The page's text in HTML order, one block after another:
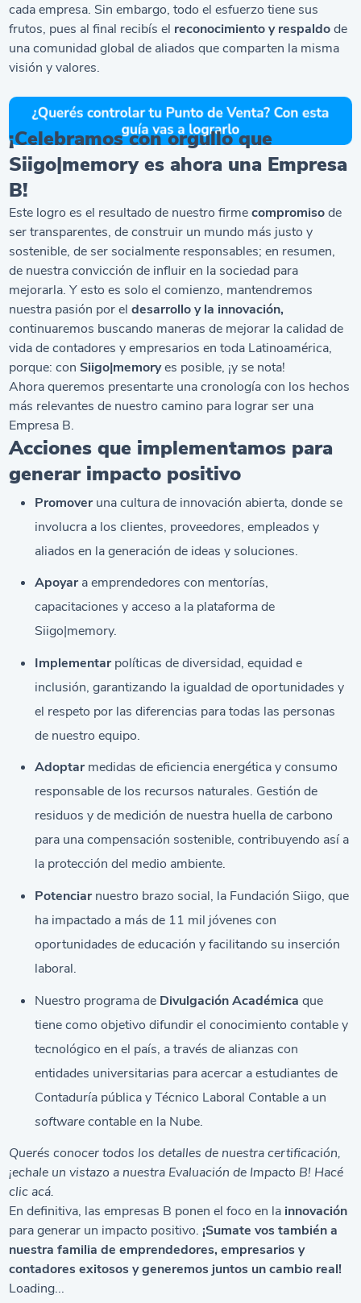
cada empresa. Sin embargo, todo el esfuerzo tiene sus
frutos, pues al final recibís el reconocimiento y respaldode
una comunidad global de aliados que comparten la misma
visión y valores.
¡Celebramos con orgullo que
Siigo|memory es ahora una Empresa
B!
Este logro es el resultado de nuestro firmecompromisode
ser transparentes, de construir un mundo más justo y
sostenible, de ser socialmente responsables; en resumen,
de nuestra convicción de influir en la sociedad para
mejorarla. Y esto es solo el comienzo, mantendremos
nuestra pasión por eldesarrollo y la innovación,
continuaremos buscando maneras de mejorar la calidad de
vida de contadores y empresarios en toda Latinoamérica,
porque: conSiigo|memoryes posible, ¡y se nota!
Ahora queremos presentarte una cronología con los hechos
más relevantes de nuestro camino para lograr ser una
Empresa B.
Acciones que implementamos para
generar impacto positivo
Promover una cultura de innovación abierta, donde se
involucra a los clientes, proveedores, empleados y
aliados en la generación de ideas y soluciones.
Apoyar a emprendedores con mentorías,
capacitaciones y acceso a la plataforma de
Siigo|memory.
Implementar políticas de diversidad, equidad e
inclusión, garantizando la igualdad de oportunidades y
el respeto por las diferencias para todas las personas
de nuestro equipo.
Adoptar medidas de eficiencia energética y consumo
responsable de los recursos naturales. Gestión de
residuos y de medición de nuestra huella de carbono
para una compensación sostenible, contribuyendo así a
la protección del medio ambiente.
Potenciar nuestro brazo social, la Fundación Siigo, que
ha impactado a más de 11 mil jóvenes con
oportunidades de educación y facilitando su inserción
laboral.
Nuestro programa de Divulgación Académica que
tiene como objetivo difundir el conocimiento contable y
tecnológico en el país, a través de alianzas con
entidades universitarias para acercar a estudiantes de
Contaduría pública y Técnico Laboral Contable a un
softwarecontable en la Nube.
Querés conocer todos los detalles de nuestra certificación,
¡echale un vistazo a nuestra Evaluación de Impacto B! Hacé
clicacá.
En definitiva, las empresas B ponen el foco en la innovación
para generar un impacto positivo. ¡Sumate vos también a
nuestra familia de emprendedores, empresarios y
contadores exitosos y generemos juntos un cambio real!
Loading...